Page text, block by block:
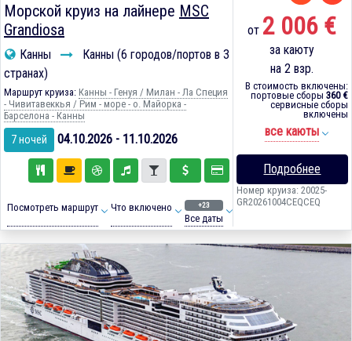
Морской круиз на лайнере MSC
Grandiosa
Канны
Канны (6 городов/портов в 3
странах)
Маршрут круиза: Канны - Генуя / Милан - Ла Специя
- Чивитавеккья / Рим - море - о. Майорка -
Барселона - Канны
7 ночей 04.10.2026 - 11.10.2026
Посмотреть маршрут Что включено +23
Все даты
от 2 006 €
за каюту
на 2 взр.
В стоимость включены:
портовые сборы 360 €
сервисные сборы
включены
все каюты
Подробнее
Номер круиза: 20025-
GR20261004CEQCEQ